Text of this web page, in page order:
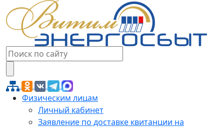
Физическим лицам
Личный кабинет
Заявление по доставке квитанции на